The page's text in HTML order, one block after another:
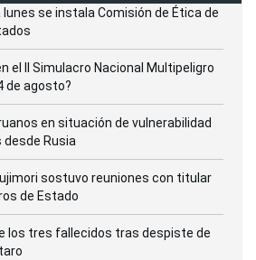
lunes se instala Comisión de Ética de
el II Simulacro Nacional Multipeligro
de agosto?
en situación de vulnerabilidad
Rusia
sostuvo reuniones con titular
de Estado
los tres fallecidos tras despiste de